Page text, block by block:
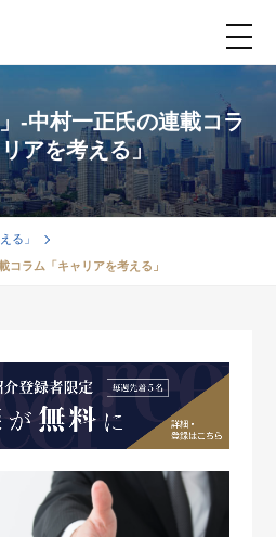
-中村一正氏の連載コラ
アを考える」
る」
コラム「キャリアを考える」